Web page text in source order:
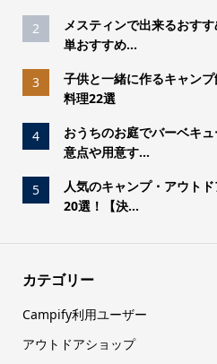
2
メスティンで出来るおす
単おすすめ...
3
子供と一緒に作るキャン
料理22選
4
おうちのお庭でバーベキ
意点や用意す...
5
人気のキャンプ・アウト
20選！【決...
カテゴリー
Campify利用ユーザー
アウトドアショップ